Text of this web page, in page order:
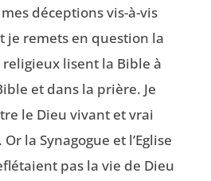
déceptions vis-à-vis
je remets en question la
lisent la Bible à
et dans la prière. Je
le Dieu vivant et vrai
la Synagogue et l’Eglise
pas la vie de Dieu